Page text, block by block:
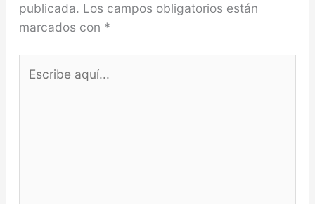
publicada. Los campos obligatorios están
marcados con *
aquí...